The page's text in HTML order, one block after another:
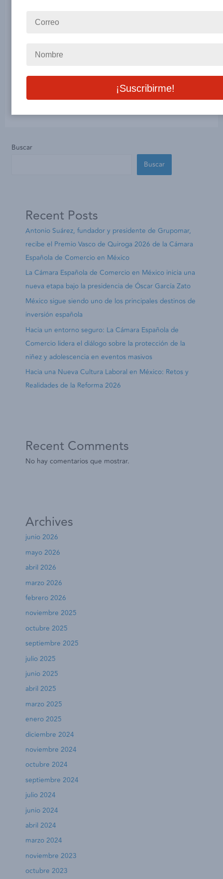
clave de nuestras delegaciones y comisiones, así
nuestra Cámara. El legado de Don Lorenzo
Servitje es reconocido con el Vasco …
Buscar
Buscar
Recent Posts
Antonio Suárez, fundador y presidente de Grupomar,
recibe el Premio Vasco de Quiroga 2026 de la Cámara
Española de Comercio en México
La Cámara Española de Comercio en México inicia una
nueva etapa bajo la presidencia de Óscar García Zato
México sigue siendo uno de los principales destinos de
inversión española
Hacia un entorno seguro: La Cámara Española de
Comercio lidera el diálogo sobre la protección de la
niñez y adolescencia en eventos masivos
Hacia una Nueva Cultura Laboral en México: Retos y
Realidades de la Reforma 2026
Recent Comments
No hay comentarios que mostrar.
Archives
junio 2026
mayo 2026
abril 2026
marzo 2026
febrero 2026
noviembre 2025
octubre 2025
septiembre 2025
julio 2025
junio 2025
abril 2025
marzo 2025
enero 2025
diciembre 2024
noviembre 2024
octubre 2024
septiembre 2024
julio 2024
junio 2024
abril 2024
marzo 2024
noviembre 2023
octubre 2023